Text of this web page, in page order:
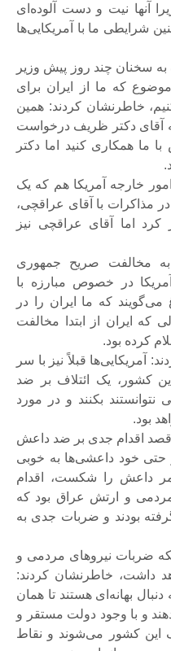
آنها نیت و دست آلوده‌ای
شرایطی ما با آمریکایی‌ها
سخنان چند روز پیش وزیر
که ما از ایران برای
خاطرنشان کردند: همین
آقای دکتر ظریف درخواست
ما همکاری کنید اما دکتر
خارجه آمریکا هم که یک
مذاکرات با آقای عراقچی،
کرد اما آقای عراقچی نیز
به مخالفت صریح جمهوری
در خصوص مبارزه با
می‌گویند که ما ایران را در
که ایران از ابتدا مخالفت
کرده بود.
آمریکایی‌ها قبلاً نیز با سر
کشور، یک ائتلاف بر ضد
بکنند و در مورد
بود.
قصد اقدام جدی بر ضد داعش
و حتی خود داعشی‌ها به خوبی
داعش را شکست، اقدام
مردمی و ارتش عراق بود که
بودند و ضربات جدی به
ضربات نیروهای مردمی و
داشت، خاطرنشان کردند:
بهانه‌ای هستند تا همان
و با وجود دولت مستقر و
این کشور می‌شوند و نقاط